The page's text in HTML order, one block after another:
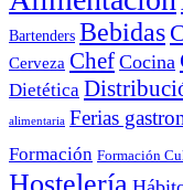
Bartenders Bebidas
Cerveza Chef Cocina
Dietética
alimentaria Ferias
Formación Formación